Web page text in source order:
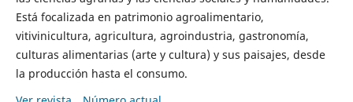
Está focalizada en patrimonio agroalimentario,
vitivinicultura, agricultura, agroindustria, gastronomía,
culturas alimentarias (arte y cultura) y sus paisajes, desde
la producción hasta el consumo.